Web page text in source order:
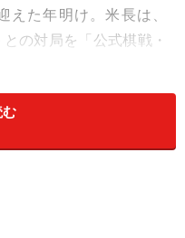
た年明け。米長は、
の対局を「公式棋戦・
持って記者達にちゃか
も でん(おう)せん で
電王戦は)あなたの結婚